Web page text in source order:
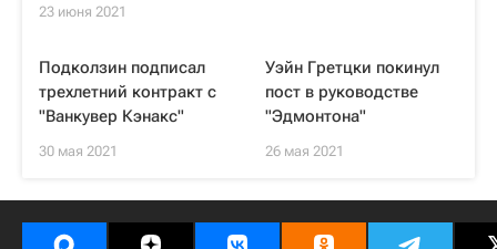
23 июня 2021
Подколзин подписал
трехлетний контракт с
"Ванкувер Кэнакс"
30 мая 2021
Уэйн Гретцки покинул
пост в руководстве
"Эдмонтона"
26 мая 2021